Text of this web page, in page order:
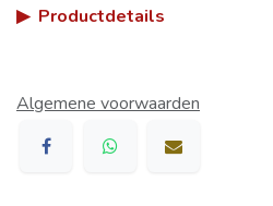
▶ Productdetails
Algemene voorwaarden